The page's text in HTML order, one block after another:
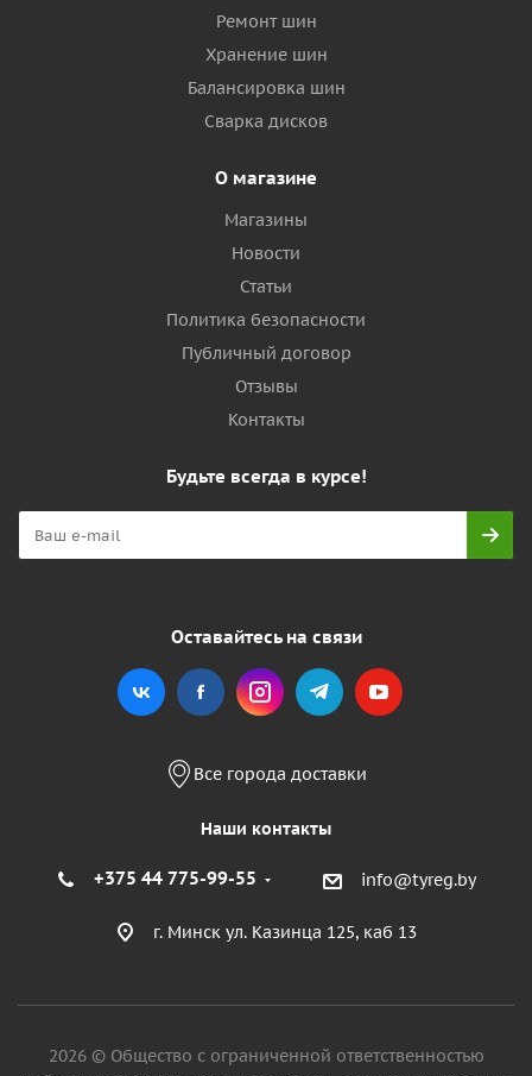
Ремонт шин
Хранение шин
Балансировка шин
Сварка дисков
О магазине
Магазины
Новости
Статьи
Политика безопасности
Публичный договор
Отзывы
Контакты
Будьте всегда в курсе!
Оставайтесь на связи
Все города доставки
Наши контакты
+375 44 775-99-55 info@tyreg.by
г. Минск ул. Казинца 125, каб 13
2026 © Общество с ограниченной ответственностью